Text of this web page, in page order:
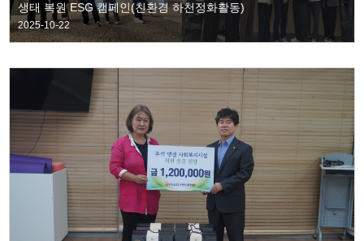
생태 복원 ESG 캠페인(친환경 하천정화활동)
2025-10-22